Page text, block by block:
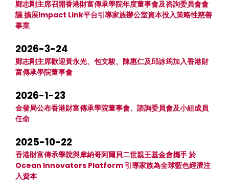
鄭志剛主席召開香港財富傳承學院年度董事會及咨詢委員會會
議 擴展Impact Link平台引導家族辦公室資本投入策略性慈善
事業
2026-3-24
鄭志剛主席歡迎黃永光、包文駿、陳惠仁及邱詠筠加入香港財
富傳承學院董事會
2026-1-23
金發局公布香港財富傳承學院董事會、諮詢委員會及小組成員
任命
2025-10-22
香港財富傳承學院與摩納哥阿爾貝二世親王基金會攜手 於
Ocean Innovators Platform 引導家族為全球藍色經濟注
入資本